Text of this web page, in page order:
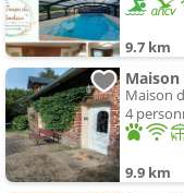
9.7 km
Maison
Maison
4
9.9 km